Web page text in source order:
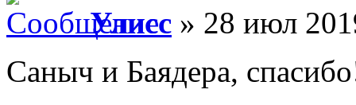
Улисс » 28 июл
Саныч и Баядера,